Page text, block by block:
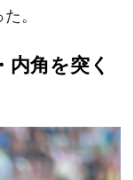
。
内角を突く